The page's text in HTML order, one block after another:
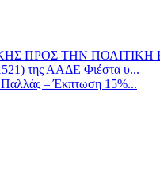
ΠΡΟΣ ΤΗΝ ΠΟΛΙΤΙΚΗ
της ΑΑΔΕ Φιέστα υ...
Παλλάς – Έκπτωση 15%...